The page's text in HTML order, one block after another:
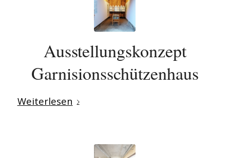
Ausstellungskonzept
Garnisionsschützenhaus
Weiterlesen